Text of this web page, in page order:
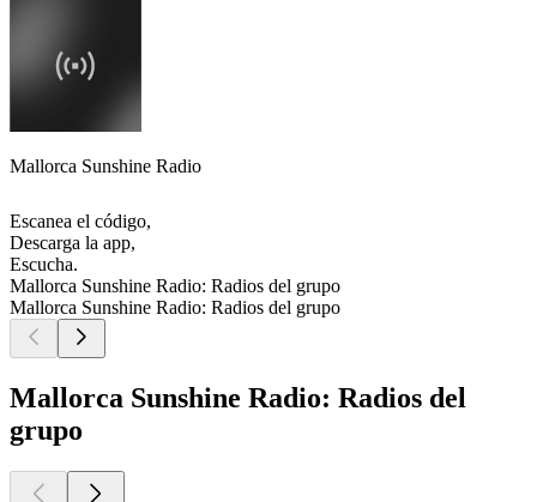
Mallorca Sunshine Radio
Escanea el código,
Descarga la app,
Escucha.
Mallorca Sunshine Radio: Radios del grupo
Mallorca Sunshine Radio: Radios del grupo
Mallorca Sunshine Radio: Radios del
grupo